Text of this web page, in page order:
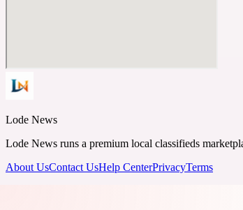
Lode News
Lode News runs a premium local classifieds
About UsContact UsHelp CenterPrivacyTerms